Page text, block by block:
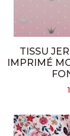
TISSU
IMPRIMÉ